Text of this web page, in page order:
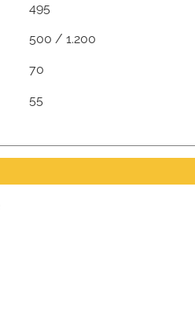
495
500 / 1.200
70
55